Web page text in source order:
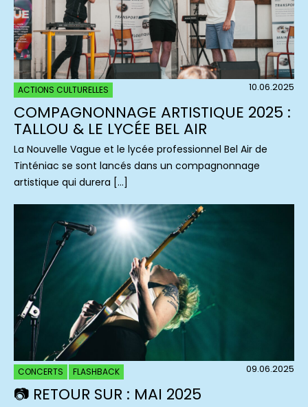
ACTIONS CULTURELLES 10.06.2025
COMPAGNONNAGE ARTISTIQUE 2025 :
TALLOU & LE LYCÉE BEL AIR
La Nouvelle Vague et le lycée professionnel Bel Air de
Tinténiac se sont lancés dans un compagnonnage
artistique qui durera […]
CONCERTS FLASHBACK 09.06.2025
📷 RETOUR SUR : MAI 2025